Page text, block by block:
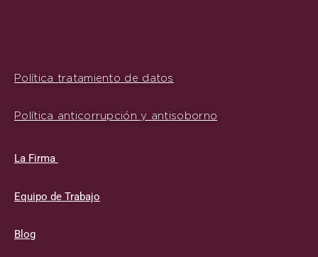
Política tratamiento de datos
Política anticorrupción y antisoborno
La Firma
Equipo de Trabajo
Blog